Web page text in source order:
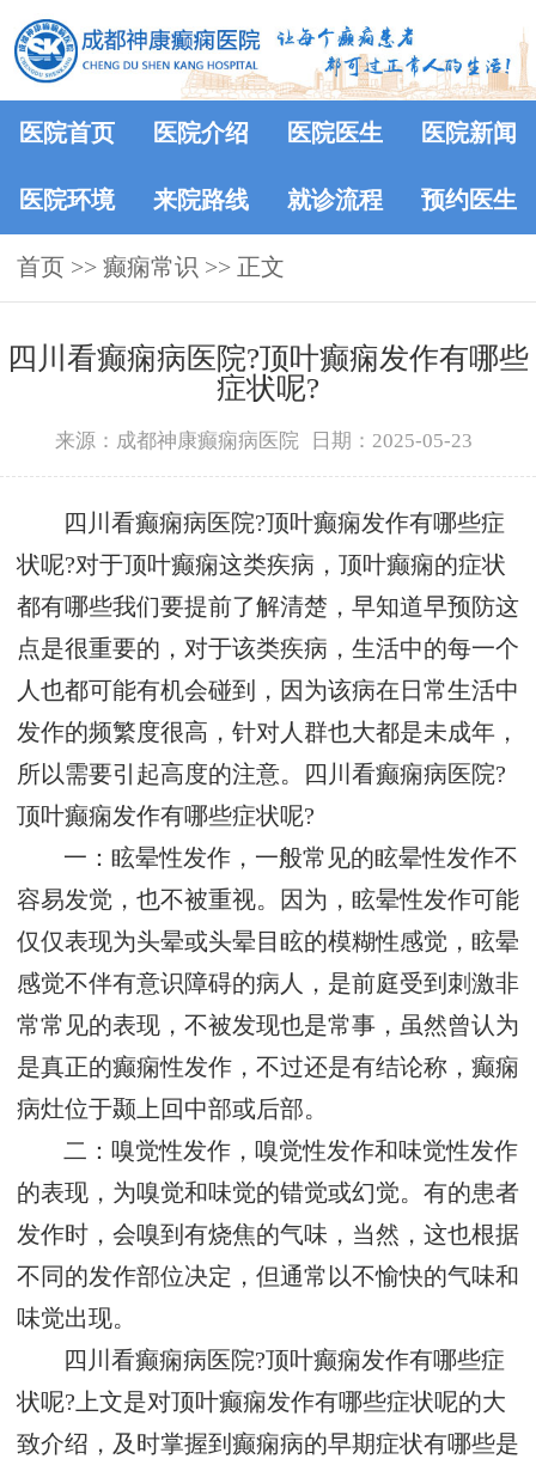
医院首页 医院介绍 医院医生 医院新闻
医院环境 来院路线 就诊流程 预约医生
首页 >> 癫痫常识 >> 正文
四川看癫痫病医院?顶叶癫痫发作有哪些
症状呢?
来源：成都神康癫痫病医院 日期：2025-05-23
四川看癫痫病医院?顶叶癫痫发作有哪些症
状呢?对于顶叶癫痫这类疾病，顶叶癫痫的症状
都有哪些我们要提前了解清楚，早知道早预防这
点是很重要的，对于该类疾病，生活中的每一个
人也都可能有机会碰到，因为该病在日常生活中
发作的频繁度很高，针对人群也大都是未成年，
所以需要引起高度的注意。四川看癫痫病医院?
顶叶癫痫发作有哪些症状呢?
一：眩晕性发作，一般常见的眩晕性发作不
容易发觉，也不被重视。因为，眩晕性发作可能
仅仅表现为头晕或头晕目眩的模糊性感觉，眩晕
感觉不伴有意识障碍的病人，是前庭受到刺激非
常常见的表现，不被发现也是常事，虽然曾认为
是真正的癫痫性发作，不过还是有结论称，癫痫
病灶位于颞上回中部或后部。
二：嗅觉性发作，嗅觉性发作和味觉性发作
的表现，为嗅觉和味觉的错觉或幻觉。有的患者
发作时，会嗅到有烧焦的气味，当然，这也根据
不同的发作部位决定，但通常以不愉快的气味和
味觉出现。
四川看癫痫病医院?顶叶癫痫发作有哪些症
状呢?上文是对顶叶癫痫发作有哪些症状呢的大
致介绍，及时掌握到癫痫病的早期症状有哪些是